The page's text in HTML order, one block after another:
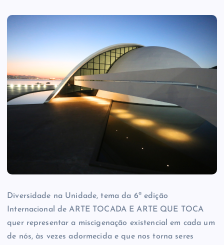
Diversidade na Unidade, tema da 6ª edição
Internacional de ARTE TOCADA E ARTE QUE TOCA
quer representar a miscigenação existencial em cada um
de nós, às vezes adormecida e que nos torna seres